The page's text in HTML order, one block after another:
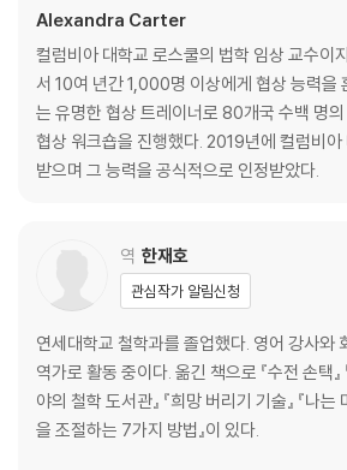
10장 목표를 이루기 위한 단계를 설정하라: 첫
결론 협상을 성공적으로 마무리하기 위해 293
감사의 말 314
주 319
Alexandra Carter
컬럼비아 대학교 로스쿨의 법학 임상 교수이
서 10여 년간 1,000명 이상에게 협상 능력을
는 유명한 협상 트레이너로 80개국 수백 명
협상 워크숍을 진행했다. 2019년에 컬럼비
받으며 그 능력을 공식적으로 인정받았다.
역 한재호
관심작가 알림신청
연세대학교 철학과를 졸업했다. 영어 강사와
역가로 활동 중이다. 옮긴 책으로 『수전 손택』
야의 철학 도서관』 『희망 버리기 기술』 『나는
을 조절하는 7가지 방법』이 있다.